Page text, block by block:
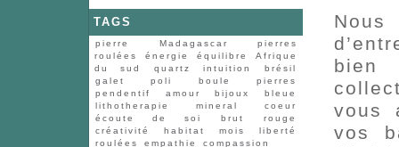
TAGS
pierre Madagascar
pierres
roulées
énergie équilibre
Afrique
du sud
quartz intuition
brésil
galet
poli boule
pierres
pendentif
amour bijoux
bleue
lithotherapie
mineral
coeur
écoute de soi
brut
rouge
créativité
habitat mois
liberté
roulées
empathie compassion
bien
vous
vos